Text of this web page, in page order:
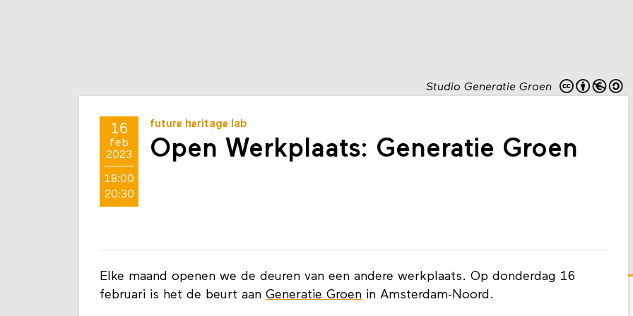
Studio Generatie Groen
16
feb
2023
18:00
20:30
future heritage lab
Open Werkplaats: Generatie Groen
Elke maand openen we de deuren van een andere werkplaats. Op donderdag 16
februari is het de beurt aan Generatie Groen in Amsterdam-Noord.